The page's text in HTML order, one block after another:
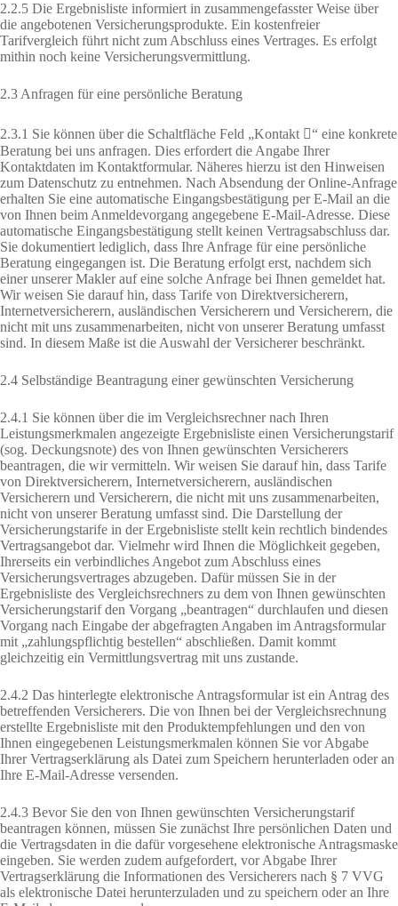
2.2.5 Die Ergebnisliste informiert in zusammengefasster Weise über
die angebotenen Versicherungsprodukte. Ein kostenfreier
Tarifvergleich führt nicht zum Abschluss eines Vertrages. Es erfolgt
mithin noch keine Versicherungsvermittlung.
2.3 Anfragen für eine persönliche Beratung
2.3.1 Sie können über die Schaltfläche Feld „Kontakt “ eine konkrete
Beratung bei uns anfragen. Dies erfordert die Angabe Ihrer
Kontaktdaten im Kontaktformular. Näheres hierzu ist den Hinweisen
zum Datenschutz zu entnehmen. Nach Absendung der Online-Anfrage
erhalten Sie eine automatische Eingangsbestätigung per E-Mail an die
von Ihnen beim Anmeldevorgang angegebene E-Mail-Adresse. Diese
automatische Eingangsbestätigung stellt keinen Vertragsabschluss dar.
Sie dokumentiert lediglich, dass Ihre Anfrage für eine persönliche
Beratung eingegangen ist. Die Beratung erfolgt erst, nachdem sich
einer unserer Makler auf eine solche Anfrage bei Ihnen gemeldet hat.
Wir weisen Sie darauf hin, dass Tarife von Direktversicherern,
Internetversicherern, ausländischen Versicherern und Versicherern, die
nicht mit uns zusammenarbeiten, nicht von unserer Beratung umfasst
sind. In diesem Maße ist die Auswahl der Versicherer beschränkt.
2.4 Selbständige Beantragung einer gewünschten Versicherung
2.4.1 Sie können über die im Vergleichsrechner nach Ihren
Leistungsmerkmalen angezeigte Ergebnisliste einen Versicherungstarif
(sog. Deckungsnote) des von Ihnen gewünschten Versicherers
beantragen, die wir vermitteln. Wir weisen Sie darauf hin, dass Tarife
von Direktversicherern, Internetversicherern, ausländischen
Versicherern und Versicherern, die nicht mit uns zusammenarbeiten,
nicht von unserer Beratung umfasst sind. Die Darstellung der
Versicherungstarife in der Ergebnisliste stellt kein rechtlich bindendes
Vertragsangebot dar. Vielmehr wird Ihnen die Möglichkeit gegeben,
Ihrerseits ein verbindliches Angebot zum Abschluss eines
Versicherungsvertrages abzugeben. Dafür müssen Sie in der
Ergebnisliste des Vergleichsrechners zu dem von Ihnen gewünschten
Versicherungstarif den Vorgang „beantragen“ durchlaufen und diesen
Vorgang nach Eingabe der abgefragten Angaben im Antragsformular
mit „zahlungspflichtig bestellen“ abschließen. Damit kommt
gleichzeitig ein Vermittlungsvertrag mit uns zustande.
2.4.2 Das hinterlegte elektronische Antragsformular ist ein Antrag des
betreffenden Versicherers. Die von Ihnen bei der Vergleichsrechnung
erstellte Ergebnisliste mit den Produktempfehlungen und den von
Ihnen eingegebenen Leistungsmerkmalen können Sie vor Abgabe
Ihrer Vertragserklärung als Datei zum Speichern herunterladen oder an
Ihre E-Mail-Adresse versenden.
2.4.3 Bevor Sie den von Ihnen gewünschten Versicherungstarif
beantragen können, müssen Sie zunächst Ihre persönlichen Daten und
die Vertragsdaten in die dafür vorgesehene elektronische Antragsmaske
eingeben. Sie werden zudem aufgefordert, vor Abgabe Ihrer
Vertragserklärung die Informationen des Versicherers nach § 7 VVG
als elektronische Datei herunterzuladen und zu speichern oder an Ihre